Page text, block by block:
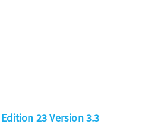
Edition 23 Version 3.3